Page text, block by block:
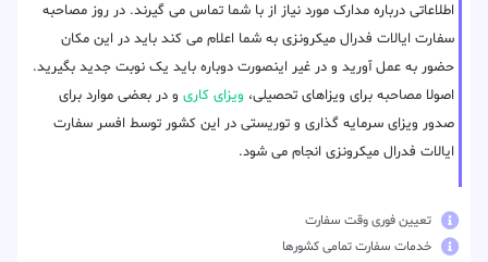
اطلاعاتی درباره مدارک مورد نیاز از با شما تماس می گیرند. در روز مصاحبه
سفارت ایالات فدرال میکرونزی به شما اعلام می کند باید در این مکان
حضور به عمل آورید و در غیر اینصورت دوباره باید یک نوبت جدید بگیرید.
اصولا مصاحبه برای ویزاهای تحصیلی، ویزای کاری و در بعضی موارد برای
صدور ویزای سرمایه گذاری و توریستی در این کشور توسط افسر سفارت
ایالات فدرال میکرونزی انجام می شود.
تعیین فوری وقت سفارت
خدمات سفارت تمامی کشورها